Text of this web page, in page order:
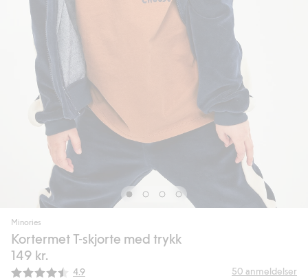
Minories
Kortermet T-skjorte med trykk
149 kr.
Gjennomsnittskarakter:
4.9 50 anmeldelser